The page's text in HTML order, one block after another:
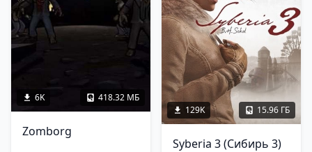
6K 418.32 МБ
Zomborg
129K 15.96 ГБ
Syberia 3 (Сибирь 3)